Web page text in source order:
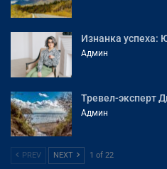
Изнанка успеха:
Админ
Тревел-эксперт
Админ
PREV NEXT 1 of 22